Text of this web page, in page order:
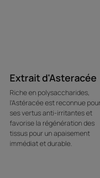
Extrait d'Asteracée
Riche en polysaccharides,
l'Astéracée est reconnue
ses vertus anti-irritantes et
favorise la régénération des
tissus pour un apaisement
immédiat et durable.